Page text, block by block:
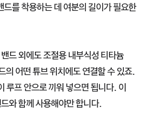
를 착용하는 데 여분의 길이가 필요한
드 외에도 조절용 내부식성 티타늄
의 어떤 튜브 위치에도 연결할 수 있죠.
루프 안으로 끼워 넣으면 됩니다. 이
와 함께 사용해야만 합니다.